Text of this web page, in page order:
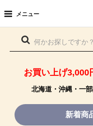
メニュー
お買い上げ3,000
北海道・沖縄・一
新着商